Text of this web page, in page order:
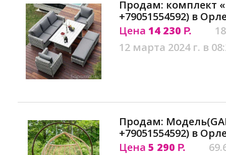
Продам: комплект
+79051554592) в
Цена 14 230 Р.
12 марта 2024 г. в
Продам:
+79051554592) в
Цена 5 290 Р.